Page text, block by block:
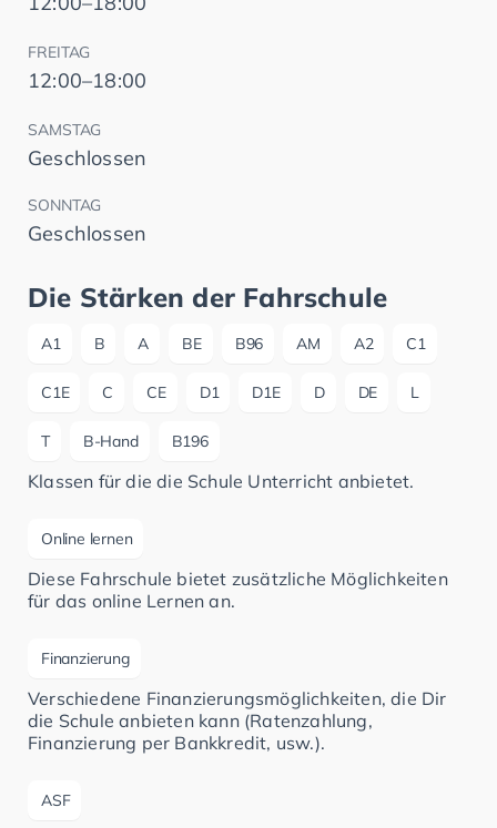
FREITAG
12:00–18:00
SAMSTAG
Geschlossen
SONNTAG
Geschlossen
Die Stärken der Fahrschule
A1 B A BE B96 AM A2 C1
C1E C CE D1 D1E D DE L
T B-Hand B196
Klassen für die die Schule Unterricht anbietet.
Online lernen
Diese Fahrschule bietet zusätzliche Möglichkeiten
für das online Lernen an.
Finanzierung
Verschiedene Finanzierungsmöglichkeiten, die Dir
die Schule anbieten kann (Ratenzahlung,
Finanzierung per Bankkredit, usw.).
ASF